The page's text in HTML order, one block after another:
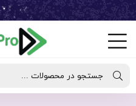
جستجو در محصولات ...